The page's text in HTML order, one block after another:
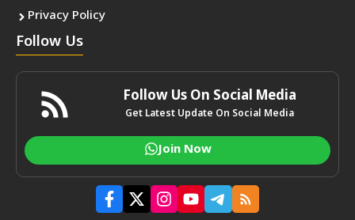
Privacy Policy
Follow Us
Follow Us On Social Media
Get Latest Update On Social Media
Join Now